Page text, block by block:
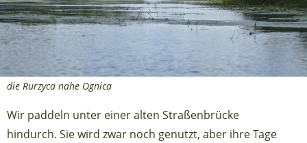
die Rurzyca nahe Ognica
Wir paddeln unter einer alten Straßenbrücke
hindurch. Sie wird zwar noch genutzt, aber ihre Tage